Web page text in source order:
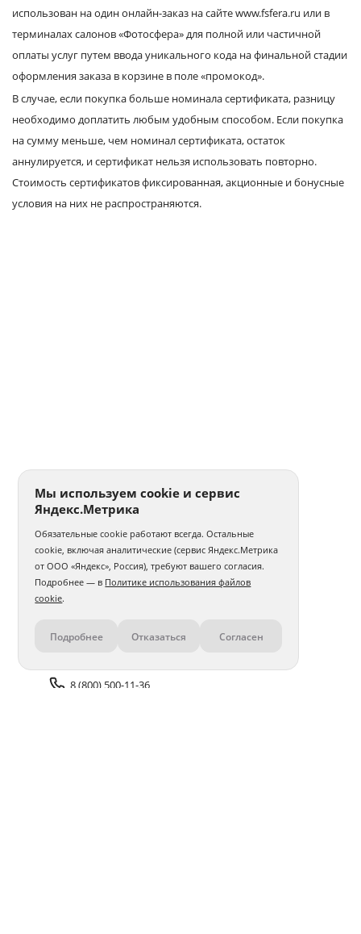
использован на один онлайн-заказ на сайте www.fsfera.ru или в
терминалах салонов «Фотосфера» для полной или частичной
оплаты услуг путем ввода уникального кода на финальной стадии
оформления заказа в корзине в поле «промокод».
В случае, если покупка больше номинала сертификата, разницу
необходимо доплатить любым удобным способом. Если покупка
на сумму меньше, чем номинал сертификата, остаток
аннулируется, и сертификат нельзя использовать повторно.
Стоимость сертификатов фиксированная, акционные и бонусные
условия на них не распространяются.
Контакты
8 (800) 500-11-36
Мы используем cookie и сервис
Яндекс.Метрика
Обязательные cookie работают всегда. Остальные
cookie, включая аналитические (сервис Яндекс.Метрика
от ООО «Яндекс», Россия), требуют вашего согласия.
Подробнее — в Политике использования файлов
cookie.
Подробнее Отказаться Согласен